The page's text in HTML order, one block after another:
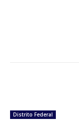
Distrito Federal